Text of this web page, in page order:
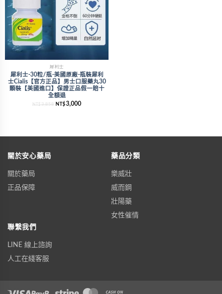
犀利士
犀利士-30粒/瓶-美國原廠-瓶裝犀利
士Cialis【官方正品】男士口服藥丸30
顆裝【美國進口】保證正品假一賠十
全額退
NT$3,858 NT$3,000
關於安心藥局
關於藥局
正品保障
藥品分類
樂威壯
威而鋼
壯陽藥
女性催情
聯繫我們
LINE 線上諮詢
人工在綫客服